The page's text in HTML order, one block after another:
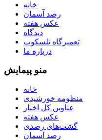
خانه
رصد آسمان
عکس هفته
دیدگاه
تعمیرگاه تلسکوپ
درباره ما
منو پیمایش
خانه
منظومه خورشیدی
عناوین کل اخبار
عکس هفته
گشت‌های رصدی
رصد آسمان